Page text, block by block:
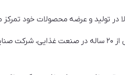
در تولید و عرضه محصولات خود تمرکز